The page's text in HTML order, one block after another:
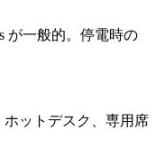
が一般的。停電時の
ホットデスク、専用席